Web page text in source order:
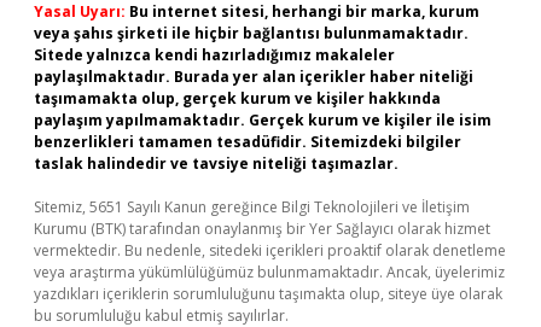
Yasal Uyarı: Bu internet sitesi, herhangi bir marka, kurum
veya şahıs şirketi ile hiçbir bağlantısı bulunmamaktadır.
Sitede yalnızca kendi hazırladığımız makaleler
paylaşılmaktadır. Burada yer alan içerikler haber niteliği
taşımamakta olup, gerçek kurum ve kişiler hakkında
paylaşım yapılmamaktadır. Gerçek kurum ve kişiler ile isim
benzerlikleri tamamen tesadüfidir. Sitemizdeki bilgiler
taslak halindedir ve tavsiye niteliği taşımazlar.
Sitemiz, 5651 Sayılı Kanun gereğince Bilgi Teknolojileri ve İletişim
Kurumu (BTK) tarafından onaylanmış bir Yer Sağlayıcı olarak hizmet
vermektedir. Bu nedenle, sitedeki içerikleri proaktif olarak denetleme
veya araştırma yükümlülüğümüz bulunmamaktadır. Ancak, üyelerimiz
yazdıkları içeriklerin sorumluluğunu taşımakta olup, siteye üye olarak
bu sorumluluğu kabul etmiş sayılırlar.